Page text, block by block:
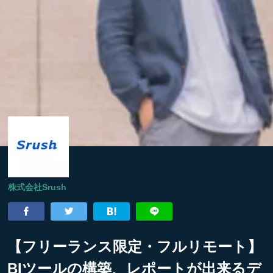
株式会社Srush
【フリーランス限定・フルリモート】
BIツールの構築、レポートが出来るデ